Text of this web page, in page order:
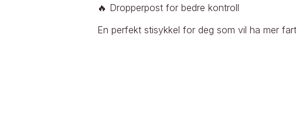
🔥 Dropperpost for bedre kontroll
En perfekt stisykkel for deg som vil ha mer